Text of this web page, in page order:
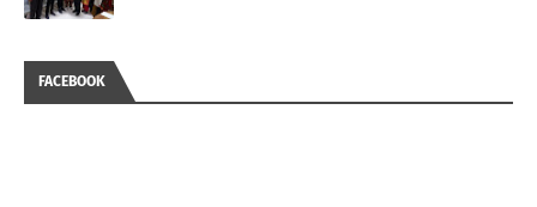
FACEBOOK